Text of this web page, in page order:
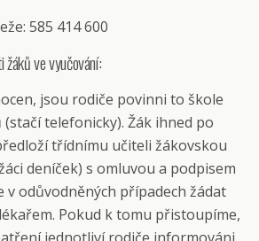
585 414 600
žáků ve vyučování:
jsou rodiče povinni to škole
telefonicky). Žák ihned po
třídnímu učiteli žákovskou
deníček) s omluvou a podpisem
v odůvodněných případech žádat
Pokud k tomu přistoupíme,